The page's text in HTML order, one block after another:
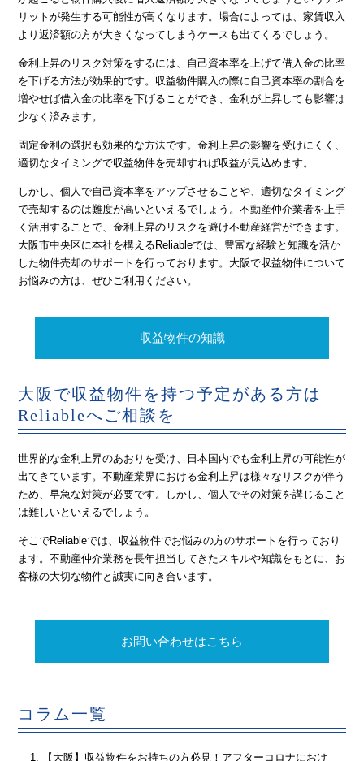
リットが発生する可能性が高くなります。場合によっては、家賃収入
より返済額の方が大きくなってしまうケースも出てくるでしょう。
金利上昇のリスク対策をするには、自己資本率を上げて借入金の比率
を下げる方法が効果的です。収益物件購入の際に自己資本率の割合を
増やせば借入金の比率を下げることができ、金利が上昇しても影響は
少なく済みます。
固定金利の選択も効果的な方法です。金利上昇の影響を受けにくく、
適切なタイミングで収益物件を売却すれば収益が見込めます。
しかし、個人で自己資本率をアップさせることや、適切なタイミング
で売却するのは難度が高いといえるでしょう。不動産仲介業者を上手
く活用することで、金利上昇のリスクを避け不動産経営ができます。
大阪市中央区に本社を構えるReliableでは、豊富な経験と知識を活か
した物件売却のサポートを行っております。大阪で収益物件について
お悩みの方は、ぜひご利用ください。
収益物件の知識
大阪で収益物件を持つ予定がある方は
Reliableへご相談を
世界的な金利上昇のあおりを受け、日本国内でも金利上昇の可能性が
出てきています。不動産業界における金利上昇は様々なリスクが伴う
ため、早急な対策が必要です。しかし、個人でその対策を講じること
は難しいといえるでしょう。
そこでReliableでは、収益物件でお悩みの方のサポートを行っており
ます。不動産仲介業務を長年担当してきたスキルや知識をもとに、お
客様の大切な物件と誠実に向き合います。
お問い合わせはこちら
コラム一覧
【大阪】収益物件をお持ちの方必見！アフターコロナにおけ